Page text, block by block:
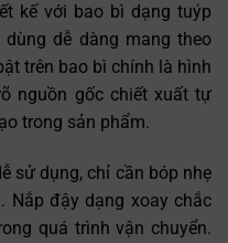
kế với bao bì dạng tuýp
dễ dàng mang theo
trên bao bì chính là hình
nguồn gốc chiết xuất tự
trong sản phẩm.
sử dụng, chỉ cần bóp nhẹ
Nắp đậy dạng xoay chắc
quá trình vận chuyển.